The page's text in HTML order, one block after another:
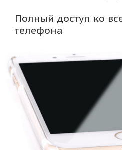
Полный доступ ко
телефона